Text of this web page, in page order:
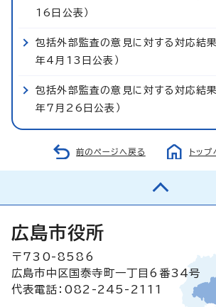
16日公表）
包括外部監査の意見に対する対応結
年4月13日公表）
包括外部監査の意見に対する対応結
年7月26日公表）
前のページへ戻る トッ
広島市役所
〒730-8586
広島市中区国泰寺町一丁目6番34号
代表電話：082-245-2111